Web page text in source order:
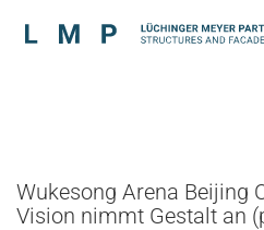
Wukesong Arena Beijing
Vision nimmt Gestalt an